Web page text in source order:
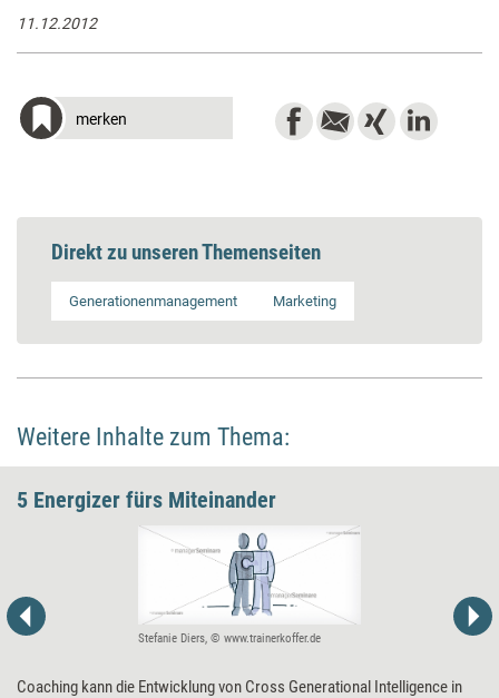
11.12.2012
merken
Direkt zu unseren Themenseiten
Generationenmanagement Marketing
Weitere Inhalte zum Thema:
5 Energizer fürs Miteinander
Stefanie Diers, © www.trainerkoffer.de
Coaching kann die Entwicklung von Cross Generational Intelligence in